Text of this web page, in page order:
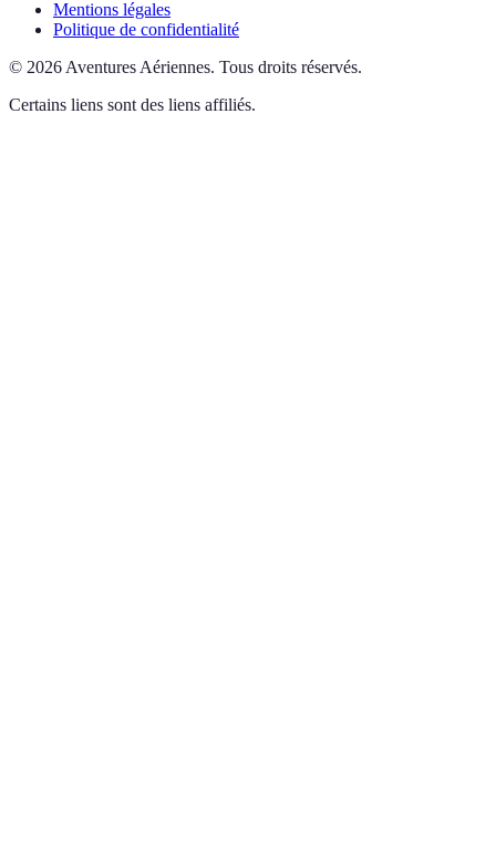
Mentions légales
Politique de confidentialité
© 2026 Aventures Aériennes. Tous droits réservés.
Certains liens sont des liens affiliés.